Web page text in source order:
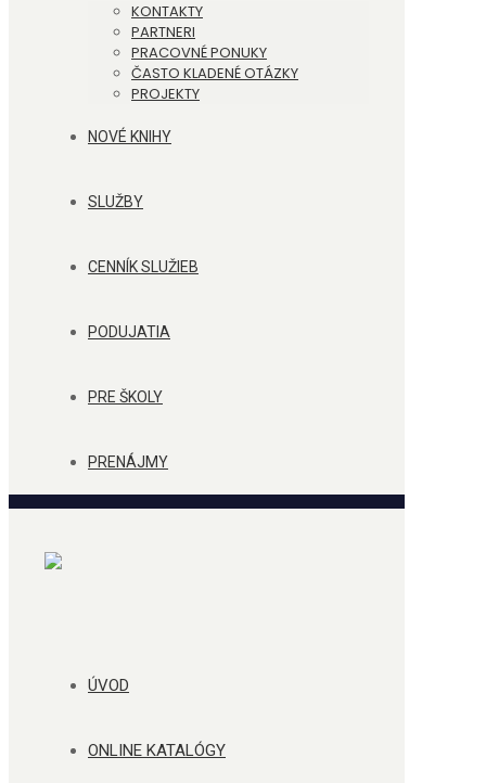
KONTAKTY
PARTNERI
PRACOVNÉ PONUKY
ČASTO KLADENÉ OTÁZKY
PROJEKTY
NOVÉ KNIHY
SLUŽBY
CENNÍK SLUŽIEB
PODUJATIA
PRE ŠKOLY
PRENÁJMY
ÚVOD
ONLINE KATALÓGY